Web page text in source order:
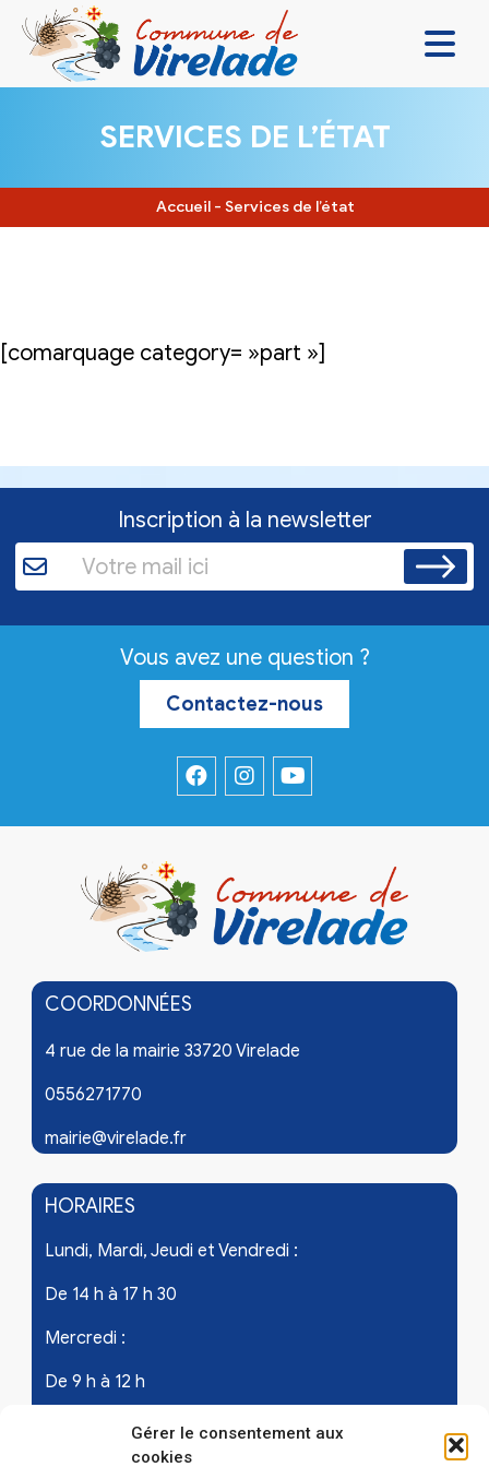
Gérer le consentement aux
cookies
VIVRE ENSEMBLE
SE DIVERTIR
SERVICES DE L’ÉTAT
Accueil - Services de l’état
[comarquage category= »part »]
Inscription à la newsletter
Vous avez une question ?
Contactez-nous
COORDONNÉES
4 rue de la mairie 33720 Virelade
0556271770
mairie@virelade.fr
HORAIRES
Lundi, Mardi, Jeudi et Vendredi :
De 14 h à 17 h 30
Mercredi :
De 9 h à 12 h
Samedi - les 1er et 3ème de chaque mois :